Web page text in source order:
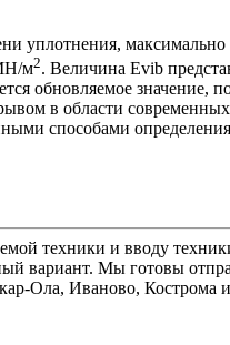
уплотнения,
м2. Величина Evib
обновляемое значение,
в области
способами
техники и вводу
вариант. Мы готовы
Ола, Иваново,